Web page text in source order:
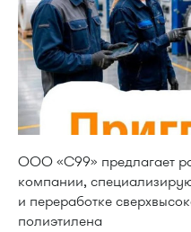
ООО «С99» предлагает
компании,
и переработке
полиэтилена